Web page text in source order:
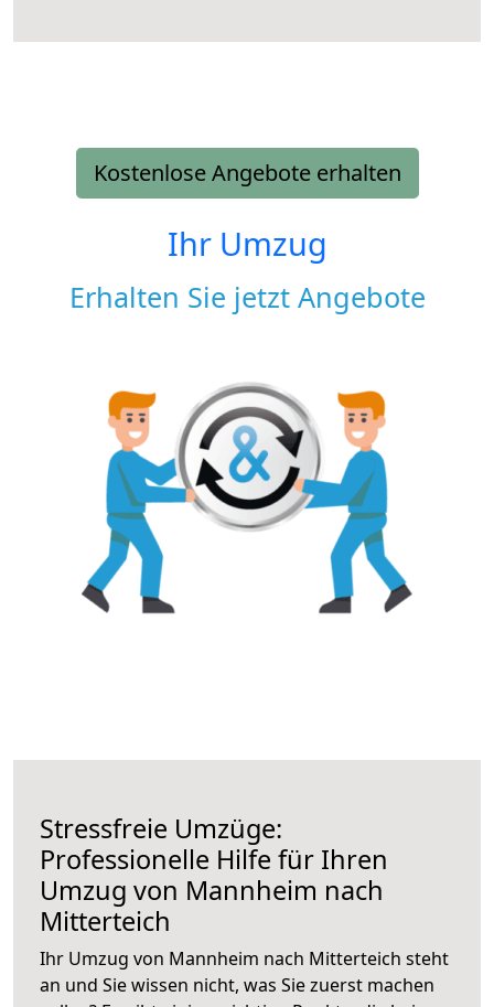
Kostenlose Angebote erhalten
Ihr Umzug
Erhalten Sie jetzt Angebote
Stressfreie Umzüge:
Professionelle Hilfe für Ihren
Umzug von Mannheim nach
Mitterteich
Ihr Umzug von Mannheim nach Mitterteich steht
an und Sie wissen nicht, was Sie zuerst machen